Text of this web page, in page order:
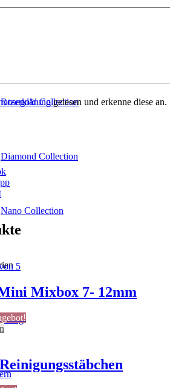
Rosegold Collection
Diamond Collection
Nano Collection
gelesen und erkenne diese an.
5
Mixbox 7- 12mm
Dieses
mehrere
Varianten